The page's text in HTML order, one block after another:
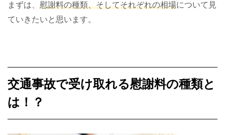
まずは、 慰謝料の種類、そしてそれぞれの相場について見
ていきたいと思います。
交通事故で受け取れる慰謝料の種類と
は！？